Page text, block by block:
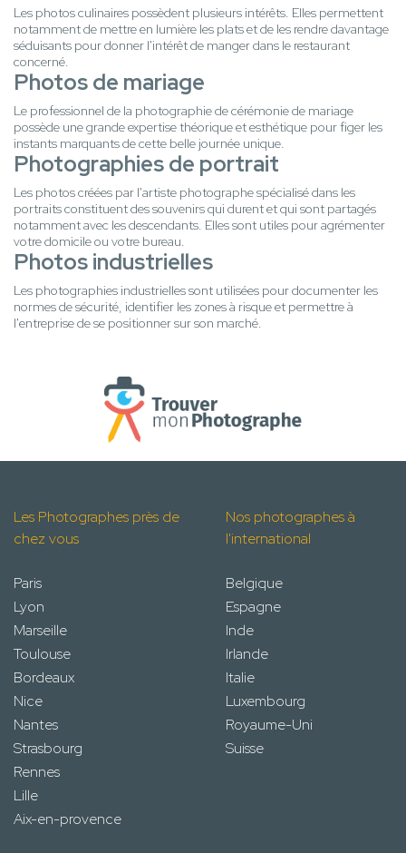
Les photos culinaires possèdent plusieurs intérêts. Elles permettent
notamment de mettre en lumière les plats et de les rendre davantage
séduisants pour donner l'intérêt de manger dans le restaurant
concerné.
Photos de mariage
Le professionnel de la photographie de cérémonie de mariage
possède une grande expertise théorique et esthétique pour figer les
instants marquants de cette belle journée unique.
Photographies de portrait
Les photos créées par l'artiste photographe spécialisé dans les
portraits constituent des souvenirs qui durent et qui sont partagés
notamment avec les descendants. Elles sont utiles pour agrémenter
votre domicile ou votre bureau.
Photos industrielles
Les photographies industrielles sont utilisées pour documenter les
normes de sécurité, identifier les zones à risque et permettre à
l'entreprise de se positionner sur son marché.
Les Photographes près de
chez vous
Paris
Lyon
Marseille
Toulouse
Bordeaux
Nice
Nantes
Strasbourg
Rennes
Lille
Aix-en-provence
Nos photographes à
l'international
Belgique
Espagne
Inde
Irlande
Italie
Luxembourg
Royaume-Uni
Suisse